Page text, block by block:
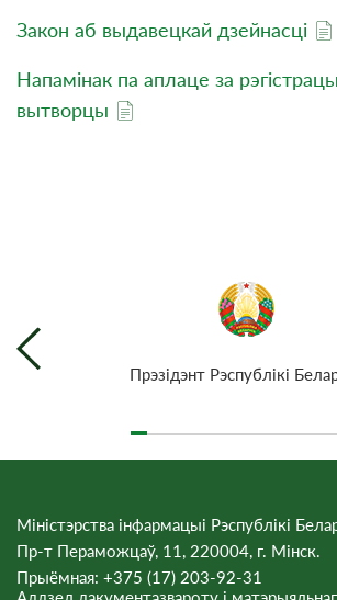
Закон аб выдавецкай дзейнасці
Напамінак па аплаце за
вытворцы
Прэзiдэнт Рэспублiкi
Міністэрства інфармацыі Рэспублікі
Пр-т Пераможцаў, 11, 220004, г. Мінск.
Прыёмная: +375 (17) 203-92-31